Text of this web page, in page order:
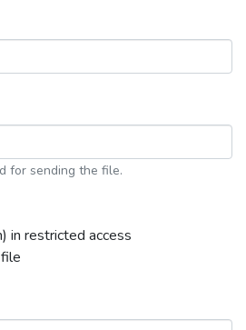
for sending the file.
in restricted access